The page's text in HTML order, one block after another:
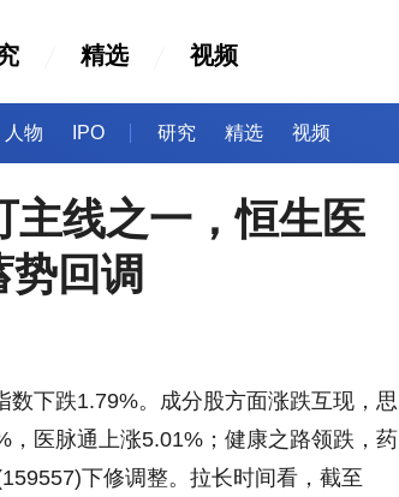
精选 视频
人物 IPO 研究 精选 视频
主线之一，恒生医
回调
下跌1.79%。成分股方面涨跌互现，思
医脉通上涨5.01%；健康之路领跌，药
下修调整。拉长时间看，截至